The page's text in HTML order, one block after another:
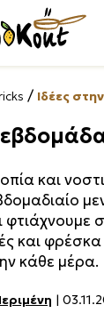
/ Ιδέες
και
και
κάθε μέρα.
|